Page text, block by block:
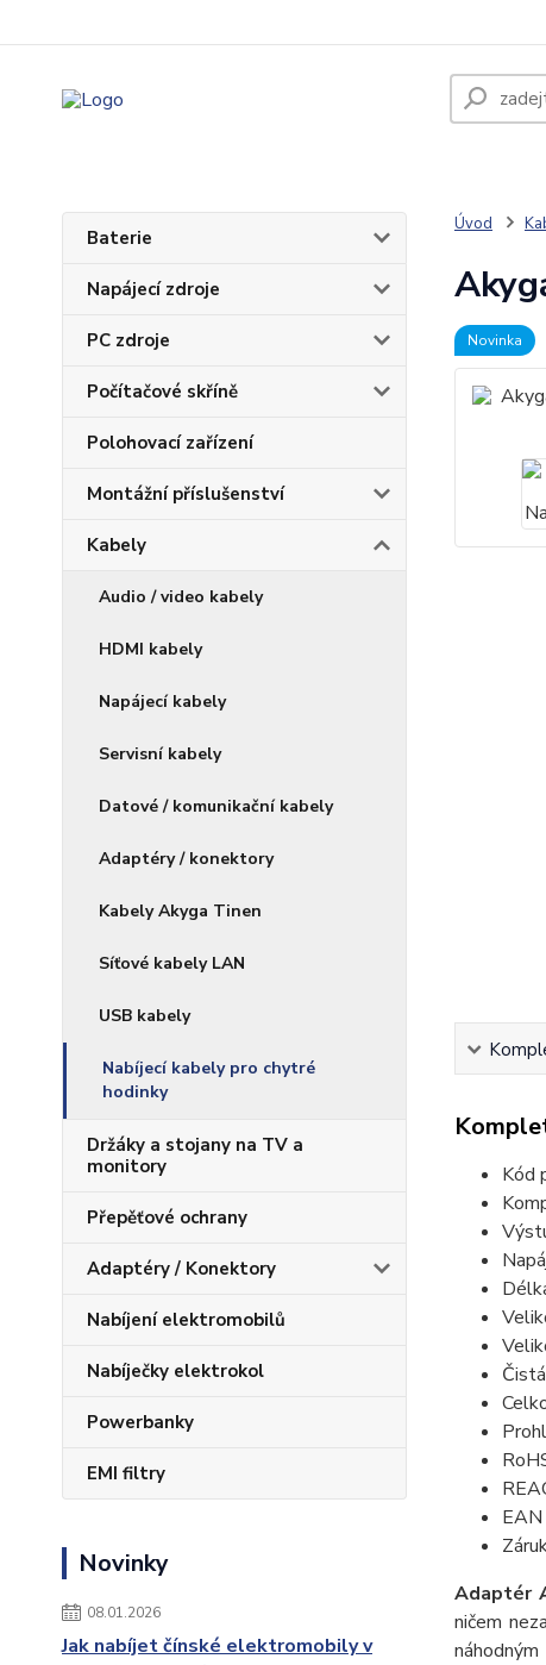
Baterie
Napájecí zdroje
PC zdroje
Počítačové skříně
Polohovací zařízení
Montážní příslušenství
Kabely
Audio / video kabely
HDMI kabely
Napájecí kabely
Servisní kabely
Datové / komunikační kabely
Adaptéry / konektory
Kabely Akyga Tinen
Síťové kabely LAN
USB kabely
Nabíjecí kabely pro chytré
hodinky
Držáky a stojany na TV a
monitory
Přepěťové ochrany
Adaptéry / Konektory
Nabíjení elektromobilů
Nabíječky elektrokol
Powerbanky
EMI filtry
Novinky
08.01.2026
Jak nabíjet čínské elektromobily v
Úvod
Novinka
Kód
Adaptér
ničem